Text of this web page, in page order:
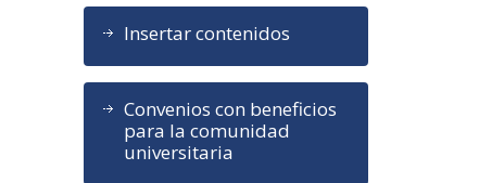
Insertar contenidos
Convenios con beneficios
para la comunidad
universitaria